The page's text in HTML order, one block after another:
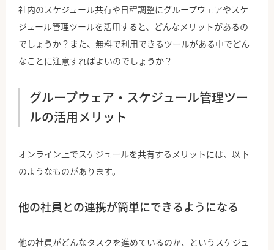
社内のスケジュール共有や日程調整にグループウェアやスケ
ジュール管理ツールを活用すると、どんなメリットがあるの
でしょうか？また、無料で利用できるツールがある中でどん
なことに注意すればよいのでしょうか？
グループウェア・スケジュール管理ツー
ルの活用メリット
オンライン上でスケジュールを共有するメリットには、以下
のようなものがあります。
他の社員との連携が簡単にできるようになる
他の社員がどんなタスクを進めているのか、というスケジュ